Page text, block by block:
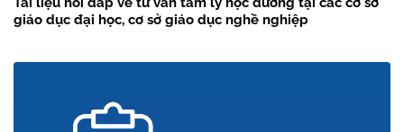
giáo dục đại học, cơ sở giáo dục nghề nghiệp